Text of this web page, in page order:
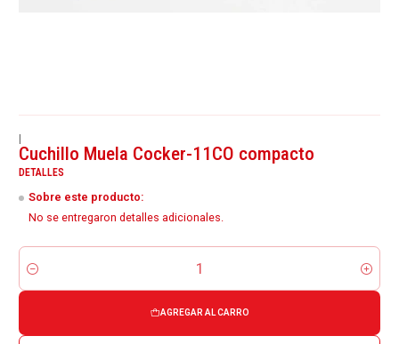
|
Cuchillo Muela Cocker-11CO compacto
DETALLES
Sobre este producto:
No se entregaron detalles adicionales.
Cantidad
AGREGAR AL CARRO